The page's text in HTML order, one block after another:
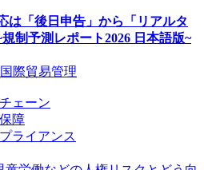
は「後日申告」から「リアルタ
制予測レポート2026 日本語版~
国際貿易管理
ェーン
障
ライアンス